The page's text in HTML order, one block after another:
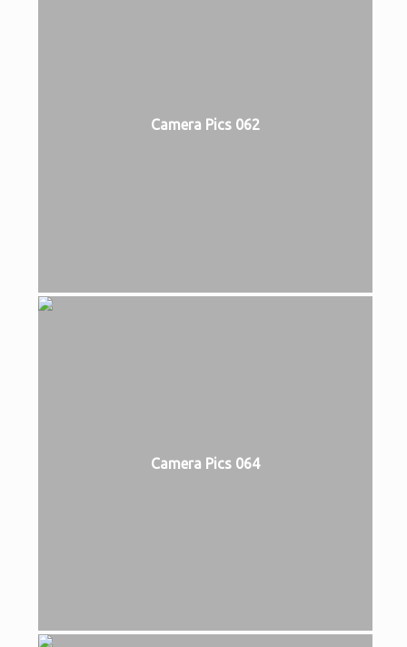
Camera Pics 062
Camera Pics 064